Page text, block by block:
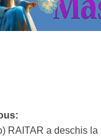
RAITAR a deschis